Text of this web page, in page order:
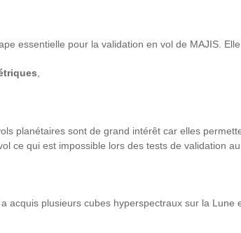
essentielle pour la validation en vol de MAJIS.
planétaires sont de grand intérêt car elles
ce qui est impossible lors des tests de validation
acquis plusieurs cubes hyperspectraux sur la Lune